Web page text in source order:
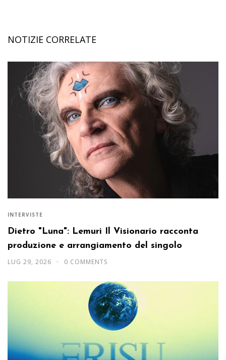
NOTIZIE CORRELATE
INTERVISTE
Dietro "Luna": Lemuri Il Visionario racconta
produzione e arrangiamento del singolo
LUG 29, 2026 0 COMMENTS